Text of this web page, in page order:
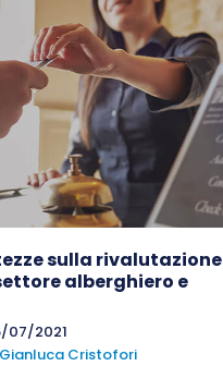
sulla rivalutazione
alberghiero e
07/2021
Gianluca Cristofori